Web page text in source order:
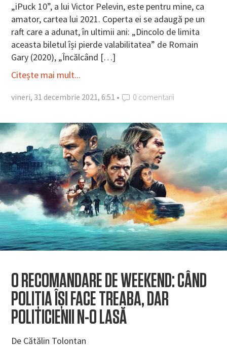
„iPuck 10”, a lui Victor Pelevin, este pentru mine, ca
amator, cartea lui 2021. Coperta ei se adaugă pe un
raft care a adunat, în ultimii ani: „Dincolo de limita
aceasta biletul își pierde valabilitatea” de Romain
Gary (2020), „Încălcând […]
Citește mai mult...
vineri, 31 decembrie 2021, 6:51 • 0 comentarii
O RECOMANDARE DE WEEKEND: CÂND
POLIȚIA ÎȘI FACE TREABA, DAR
POLITICIENII N-O LASĂ
De Cătălin Tolontan